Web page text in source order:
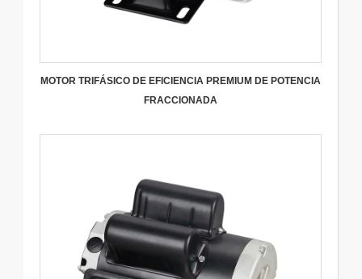
MOTOR TRIFÁSICO DE EFICIENCIA PREMIUM DE POTENCIA
FRACCIONADA